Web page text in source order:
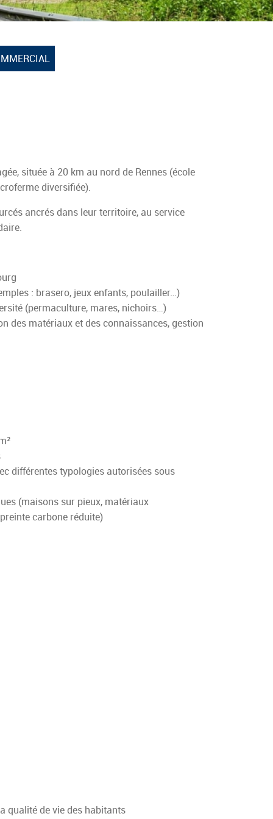
située à 20 km au nord de Rennes (école
diversifiée).
ancrés dans leur territoire, au service
: brasero, jeux enfants, poulailler…)
(permaculture, mares, nichoirs…)
des matériaux et des connaissances, gestion
différentes typologies autorisées sous
(maisons sur pieux, matériaux
carbone réduite)
qualité de vie des habitants